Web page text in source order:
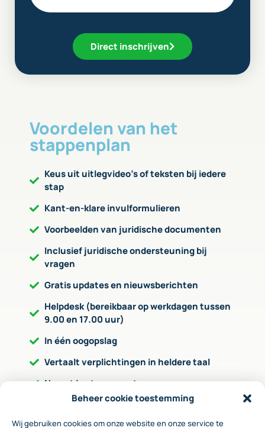
Beheer cookie toestemming
Wij gebruiken cookies om onze website en onze service te
Direct inschrijven
Voordelen van het
stappenplan
Keus uit uitlegvideo’s of teksten bij iedere
stap
Kant-en-klare invulformulieren
Voorbeelden van juridische documenten
Inclusief juridische ondersteuning bij
vragen
Gratis updates en nieuwsberichten
Helpdesk (bereikbaar op werkdagen tussen
9.00 en 17.00 uur)
In één oogopslag
Vertaalt verplichtingen in heldere taal
Neemt je stap voor stap mee
Geeft aan op welke wijze je de verplichting
kunt invullen